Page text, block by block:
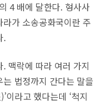
4배에 달한다. 형사사
가 소송공화국이란 주
.
. 맥락에 따라 여러 가지
법정까지 간다는 말을
)’이라고 했다는데 ‘척지